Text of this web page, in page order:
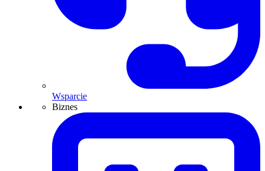
Wsparcie
Biznes